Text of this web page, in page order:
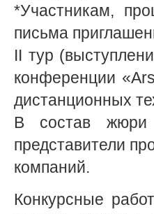
*Участникам,
письма
II тур
конференции
дистанционных
В состав жюри
представители
компаний.
Конкурсные